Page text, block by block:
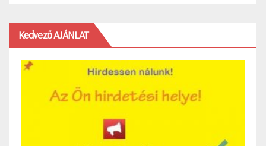
Kedvező AJÁNLAT